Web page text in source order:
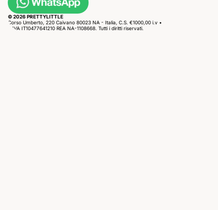
© 2026 PRETTYLITTLE
Corso Umberto, 220 Caivano 80023 NA - Italia, C.S. €1000,00 i.v •
P.IVA IT10477641210 REA NA-1108668. Tutti i diritti riservati.